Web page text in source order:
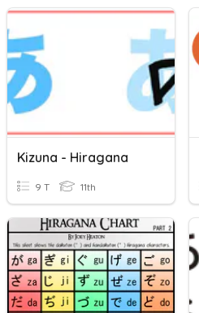
Kizuna - Hiragana
9 T 11th